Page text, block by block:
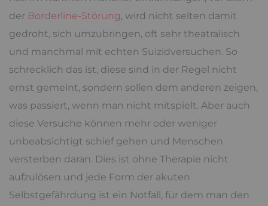
der Borderline-Störung, wird nicht selten damit
gedroht, sich umzubringen, oft sehr theatralisch
und manchmal mit echten Suizidversuchen. So
schrecklich das ist, diese sind in der Regel nicht
ernst gemeint, sondern sollen dem anderen zeigen,
was passiert, wenn man nicht mitspielt. Aber auch
diese Versuche können mehr oder weniger
unbeabsichtigt schief gehen und Menschen
versterben daran. Dies ist ohne Therapie nicht
aufzulösen und jede Form der akuten
Selbstgefährdung ist ein Notfall, für dem man den